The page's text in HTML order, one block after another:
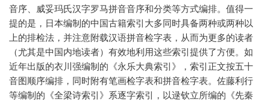
音序、威妥玛氏汉字罗马拼音音序和分类等方式编排。值得一
提的是，日本编制的中国古籍索引大多同时具备两种或两种以
上的排检法，并注意附载汉语拼音检字表，从而为更多的读者
（尤其是中国内地读者）有效地利用这些索引提供了方便。如
近年出版的衣川强编制的《永乐大典索引》，索引正文按五十
音图顺序编排，同时附有笔画检字表和拼音检字表。佐藤利行
等编制的《全梁诗索引》系逐字索引，以逯钦立所编的《先秦